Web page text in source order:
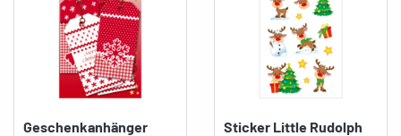
Geschenkanhänger
Sticker Little Rudolph